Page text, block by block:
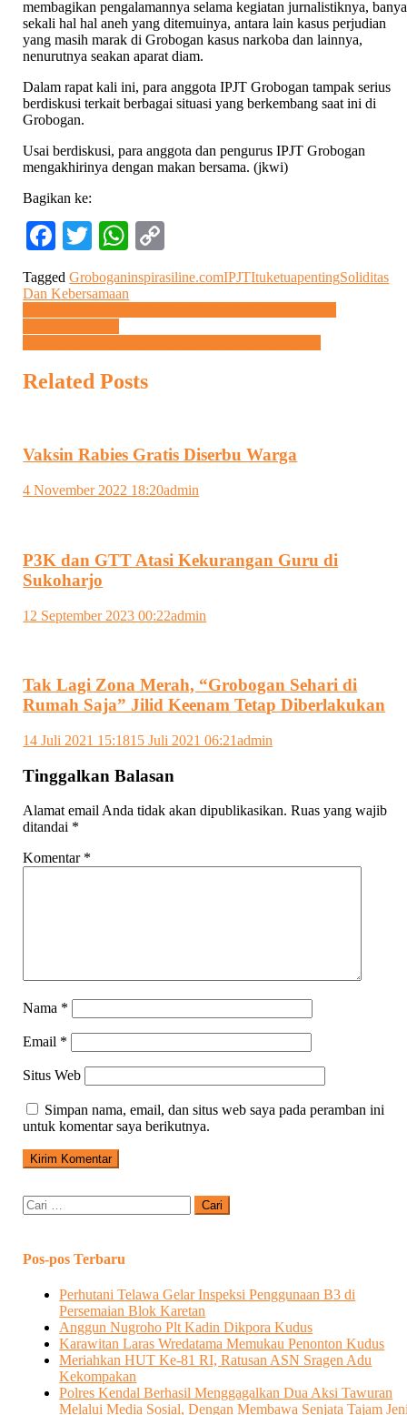
membagikan pengalamannya selama kegiatan jurnalistiknya,
sekali hal hal aneh yang ditemuinya, antara lain kasus perjudian
yang masih marak di Grobogan kasus narkoba dan lainnya,
nenurutnya seakan aparat diam.
Dalam rapat kali ini, para anggota IPJT Grobogan tampak serius
berdiskusi terkait berbagai situasi yang berkembang saat ini di
Grobogan.
Usai berdiskusi, para anggota dan pengurus IPJT Grobogan
mengakhirinya dengan makan bersama. (jkwi)
Bagikan ke:
Facebook
TwitterWhatsApp
Link
TaggedGroboganinspirasiline.comIPJTItuketuapentingSoliditas
Dan Kebersamaan
Navigasi
pos
Related Posts
Vaksin Rabies Gratis Diserbu Warga
4 November 2022 18:20admin
P3K dan GTT Atasi Kekurangan Guru di
Sukoharjo
12 September 2023 00:22admin
Tak Lagi Zona Merah, “Grobogan Sehari di
Rumah Saja” Jilid Keenam Tetap Diberlakukan
14 Juli 2021 15:1815 Juli 2021 06:21admin
Tinggalkan Balasan
Alamat email Anda tidak akan dipublikasikan. Ruas yang wajib
ditandai *
Komentar *
Nama *
Email *
Situs Web
Simpan nama, email, dan situs web saya pada peramban ini
untuk komentar saya berikutnya.
Cari
untuk:
Pos-pos Terbaru
Perhutani Telawa Gelar Inspeksi Penggunaan B3 di
Persemaian Blok Karetan
Anggun Nugroho Plt Kadin Dikpora Kudus
Karawitan Laras Wredatama Memukau Penonton Kudus
Meriahkan HUT Ke-81 RI, Ratusan ASN Sragen Adu
Kekompakan
Polres Kendal Berhasil Menggagalkan Dua Aksi Tawuran
Melalui Media Sosial, Dengan Membawa Senjata Tajam